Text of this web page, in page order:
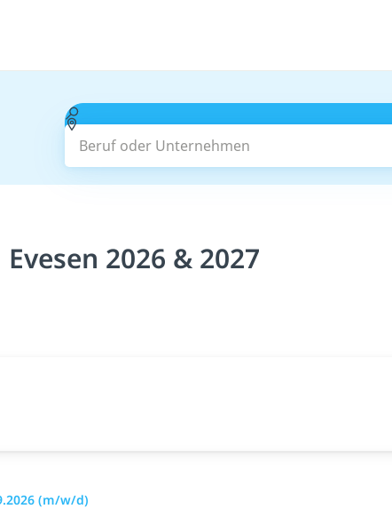
Beruf oder Unternehmen
2026 & 2027
(m/w/d)